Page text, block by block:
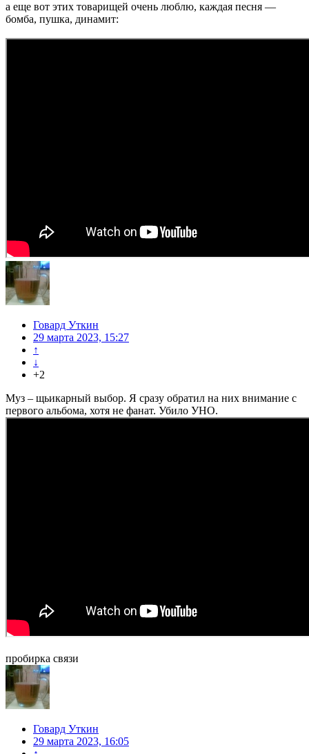
а еще вот этих товарищей очень люблю, каждая песня —
бомба, пушка, динамит:
Говард Уткин
29 марта 2023, 15:27
↑
↓
+2
Муз – щьикарный выбор. Я сразу обратил на них внимание с
первого альбома, хотя не фанат. Убило УНО.
пробирка связи
Говард Уткин
29 марта 2023, 16:05